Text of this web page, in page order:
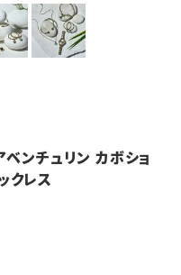
ベンチュリン カボショ
クレス